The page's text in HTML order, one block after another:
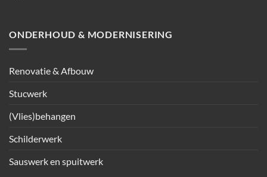
ONDERHOUD & MODERNISERING
Renovatie & Afbouw
Stucwerk
(Vlies)behangen
Schilderwerk
Sauswerk en spuitwerk